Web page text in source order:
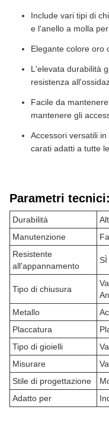
Include vari tipi di
e l'anello a molla
Elegante colore oro
L'elevata durabilità
resistenza
Facile da
mantenere gli
Accessori versatili
carati adatti a tutte
Parametri tecnici:
Durabilità
Manutenzione
Resistente
all'appannamento
SÌ
Tipo di chiusura
Metallo
Placcatura
Tipo di gioielli
Misurare
Stile di progettazione
Adatto per